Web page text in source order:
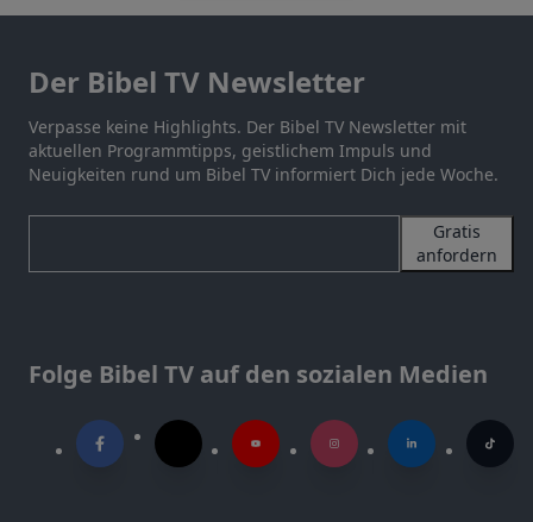
Der Bibel TV Newsletter
Verpasse keine Highlights. Der Bibel TV Newsletter mit
aktuellen Programmtipps, geistlichem Impuls und
Neuigkeiten rund um Bibel TV informiert Dich jede Woche.
Gratis
anfordern
Folge Bibel TV auf den sozialen Medien